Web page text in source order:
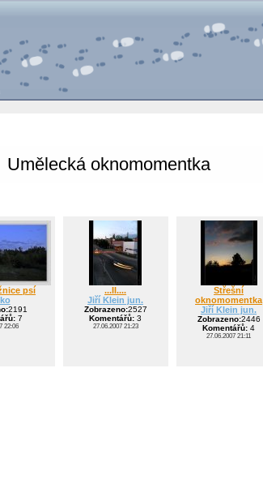
Umělecká oknomomentka
psí
2191
7
22:06
...II....
Jiří Klein jun.
Zobrazeno:2527
Komentářů: 3
27.06.2007 21:23
Střešní
oknomomentka
Jiří Klein jun.
Zobrazeno:2446
Komentářů: 4
27.06.2007 21:11